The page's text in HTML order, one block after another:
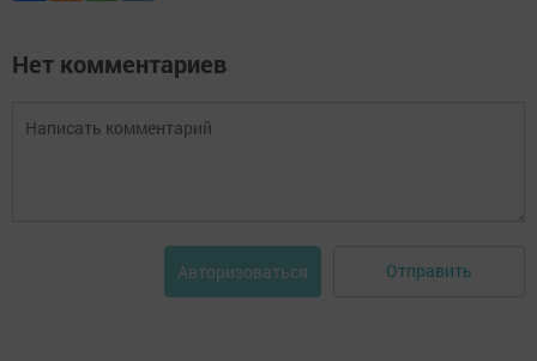
Нет комментариев
Авторизоваться Отправить